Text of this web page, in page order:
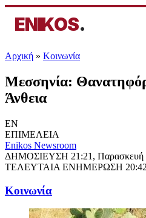
ENIKOS.
Αρχική » Κοινωνία
Μεσσηνία:
Άνθεια
EN
ΕΠΙΜΕΛΕΙΑ
Enikos Newsroom
ΔΗΜΟΣΙΕΥΣΗ 21:21,
ΤΕΛΕΥΤΑΙΑ ΕΝΗΜΕΡΩΣΗ
Κοινωνία